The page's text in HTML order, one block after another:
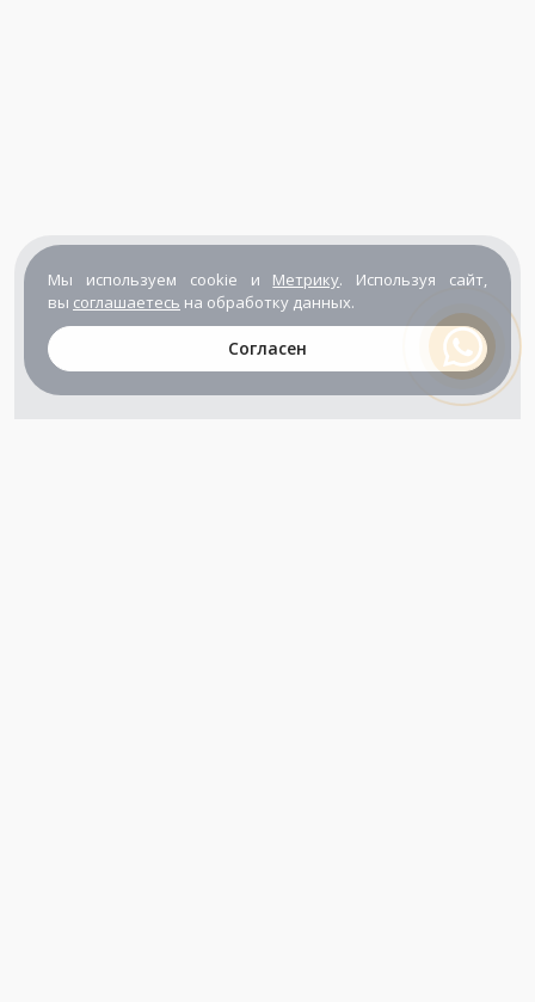
Мы используем cookie и Метрику. Используя сайт,
вы соглашаетесь на обработку данных.
Согласен